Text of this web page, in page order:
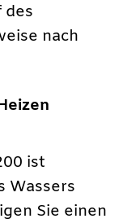
des
nach
ist
Wassers
Sie einen